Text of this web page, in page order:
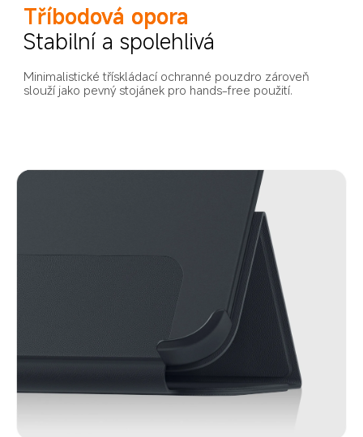
Tříbodová opora
Stabilní a spolehlivá
Minimalistické třískládací ochranné pouzdro zároveň
slouží jako pevný stojánek pro hands-free použití.